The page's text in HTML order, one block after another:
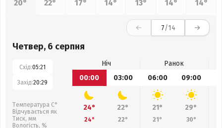
20°
22°
17°
14°
13°
14°
14°
7/14
Четвер, 6 серпня
Схід:05:21
Захід:20:29
Температура С°
Відчувається як
Тиск, мм
Вологість, %
Ніч
Ранок
00:00
03:00 06:00 09:00
24° 22° 21° 29°
24° 22° 21° 30°